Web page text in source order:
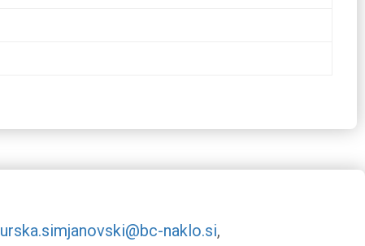
urska.simjanovski@bc-naklo.si,